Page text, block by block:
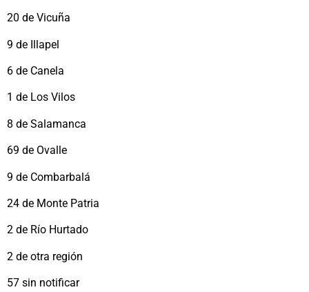
20 de Vicuña
9 de Illapel
6 de Canela
1 de Los Vilos
8 de Salamanca
69 de Ovalle
9 de Combarbalá
24 de Monte Patria
2 de Río Hurtado
2 de otra región
57 sin notificar